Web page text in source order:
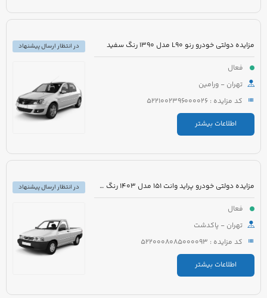
مزایده دولتی خودرو رنو L90 مدل 1390 رنگ سفید
فعال
تهران - ورامین
کد مزایده : 5221002396000026
اطلاعات بیشتر
در انتظار ارسال پیشنهاد
مزایده دولتی خودرو پراید وانت 151 مدل 1403 رنگ سفید صدفی
فعال
تهران - پاکدشت
کد مزایده : 5220008085000093
اطلاعات بیشتر
در انتظار ارسال پیشنهاد